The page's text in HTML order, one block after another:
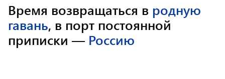
Время возвращаться в родную
гавань, в порт постоянной
приписки — Россию